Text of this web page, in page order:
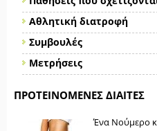
Αθλητική διατροφή
Συμβουλές
Μετρήσεις
ΠΡΟΤΕΙΝΌΜΕΝΕΣ ΔΊΑΙΤΕΣ
Ένα Νούμερο